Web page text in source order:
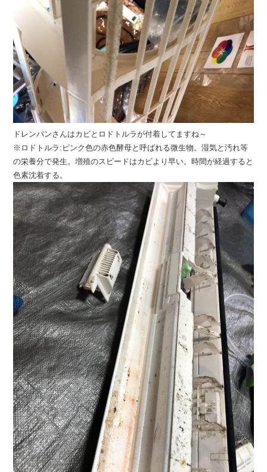
ドレンパンさんはカビとロドトルラが付着してますね～
※ロドトルラ:ピンク色の赤色酵母と呼ばれる微生物。湿気と汚れ等
の栄養分で発生。増殖のスピードはカビより早い。時間が経過すると
色素沈着する。